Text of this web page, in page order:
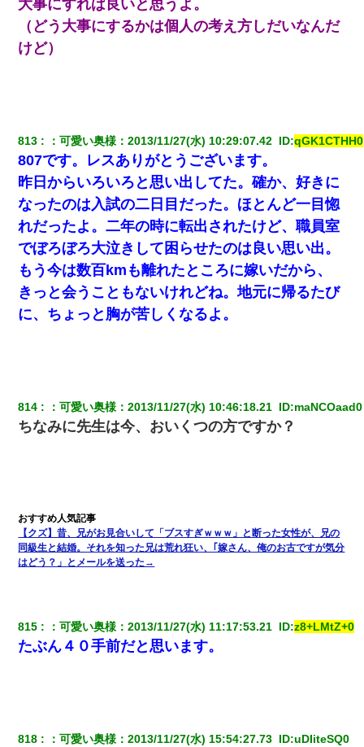
ｗｗｗｗｗｗｗｗ
【悲報】お風呂で父親と姉が完全に行為してるんだが...
医者「糖尿病で余命1年です」 ワイ「知らんわｗどうせ死ぬなら
食べる量増やすわｗ」→結果ｗｗｗｗｗ
父親がくも膜下出血で突然ﾀﾋ。→母の貯金が0なことが判明。→母
「私を家に置いてほしい、どうか見捨てないで(土下座」俺・嫁
「…」
【悲報】嫁がワイのこと嫌いっぽいから単身赴任した結果
俺「初対面でなに言ったか覚えてる？」嫁「臭いんだよ！キモオ
タ？だっけ？」俺「だいたい合ってる。で、なんで告白してきた
小2の頃、妹と昼寝してたら家が火事になってて気づくと逃げ場が
なかった。妹を抱き締めて「ﾀﾋんじゃうよ」って泣いてたら…
生保レディと行為する為に駆け引きしてみた結果ｗｗｗｗｗｗｗ
ｗｗｗｗｗ
夫の友達がBBQを定期的に開催して夫婦で参加してたんだけど、
大事にすれば良いと思うよ。
（どう大事にするかは個人の考え方しだいなんだ
けど）
813 ：可愛い奥様 ：2013/11/27(水) 10:29:07.42 ID:qGK1CTHH0
807です。レスありがとうございます。
昨日からいろいろと思い出してた。確か、好きに
なったのは入試の二日目だった。ほとんど一目惚
れだったよ。二年の時に転出されたけど、職員室
でぼろぼろ大泣きして困らせたのは良い思い出。
もう今は数百kmも離れたところに嫁いだから、
きっと会うこともないけれどね。地元に帰るたび
に、ちょっと胸が苦しくなるよ。
814 ：可愛い奥様 ：2013/11/27(水) 10:46:18.21 ID:maNCOaad0
ちなみに先生は今、おいくつの方ですか？
【クズ】昔、兄がお見合いして「ブスすぎｗｗｗ」と断った女性が、兄の
同級生と結婚。それを知った兄は荒れ狂い、｢嫁さん、俺のお古ですが気分
はどう？」とメールを送った→
815 ：可愛い奥様 ：2013/11/27(水) 11:17:53.21 ID:z8+LMtZ+0
たぶん４０手前だと思います。
818 ：可愛い奥様 ：2013/11/27(水) 15:54:27.73 ID:uDIiteSQ0